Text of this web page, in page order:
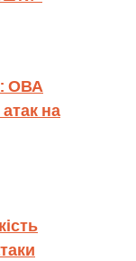
ОВА
на